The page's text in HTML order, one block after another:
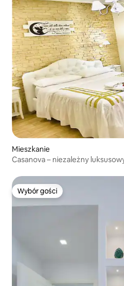
Mieszkanie
Casanova – niezależny
Wybór gości
Wybór gości